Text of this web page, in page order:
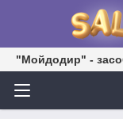
"Мойдодир" -